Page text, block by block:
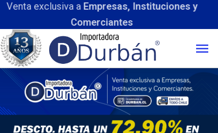
y